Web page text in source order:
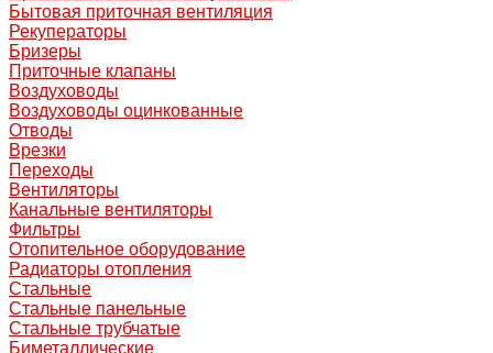
Бытовая приточная вентиляция
Рекуператоры
Бризеры
Приточные клапаны
Воздуховоды
Воздуховоды оцинкованные
Отводы
Врезки
Переходы
Вентиляторы
Канальные вентиляторы
Фильтры
Отопительное оборудование
Радиаторы отопления
Стальные
Стальные панельные
Стальные трубчатые
Биметаллические